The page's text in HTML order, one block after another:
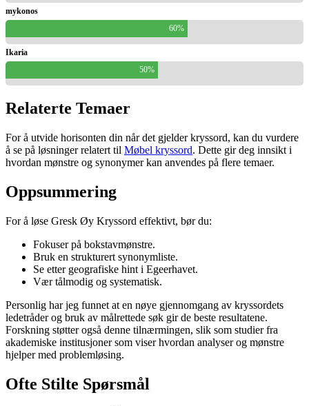
mykonos
60%
Ikaria
50%
Relaterte Temaer
For å utvide horisonten din når det gjelder kryssord, kan du vurdere
å se på løsninger relatert til Møbel kryssord. Dette gir deg innsikt i
hvordan mønstre og synonymer kan anvendes på flere temaer.
Oppsummering
For å løse Gresk Øy Kryssord effektivt, bør du:
Fokuser på bokstavmønstre.
Bruk en strukturert synonymliste.
Se etter geografiske hint i Egeerhavet.
Vær tålmodig og systematisk.
Personlig har jeg funnet at en nøye gjennomgang av kryssordets
ledetråder og bruk av målrettede søk gir de beste resultatene.
Forskning støtter også denne tilnærmingen, slik som studier fra
akademiske institusjoner som viser hvordan analyser og mønstre
hjelper med problemløsing.
Ofte Stilte Spørsmål